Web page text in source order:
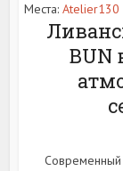
Места: Atelier130
BUN
Современный